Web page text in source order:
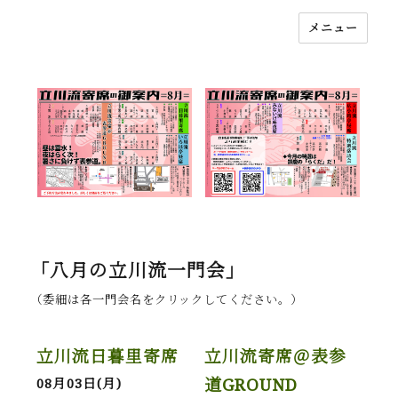
メニュー
「八月の立川流一門会」
（委細は各一門会名をクリックしてください。）
立川流日暮里寄席
08月03日(月)
立川流寄席＠表参
道GROUND